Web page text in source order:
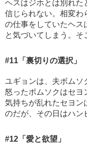
ヘスはジホとは別れた
信じられない。相変わ
の仕事をしていたヘス
と気づいてしまう。そ
#11 「裏切りの選択」
ユギョンは、夫ボムソ
怒ったボムソクはセヨ
気持ちが乱れたセヨン
のだが、その日はハン
#12 「愛と欲望」